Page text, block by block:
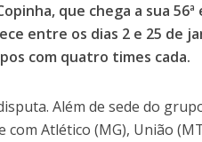
que chega a sua
entre os dias 2 e 25 de
com quatro times cada.
Além de sede do
Atlético (MG), União